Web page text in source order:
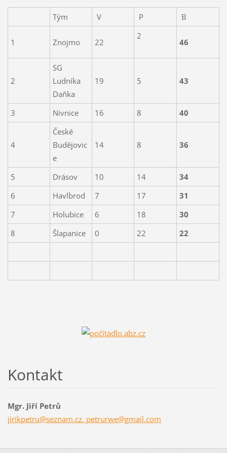
Tým V P B
1 Znojmo 22
2
46
2
SG
Ludníka
Daňka
19 5 43
3 Nivnice 16 8 40
4
České
Budějovic
e
14 8 36
5 Drásov 10 14
34
6
Havlbrod 7 17
31
7
Holubice 6 18
30
8
Šlapanice 0 22 22
Kontakt
Mgr. Jiří Petrů
jirikpetru@seznam.cz. petrurwe@gmail.com